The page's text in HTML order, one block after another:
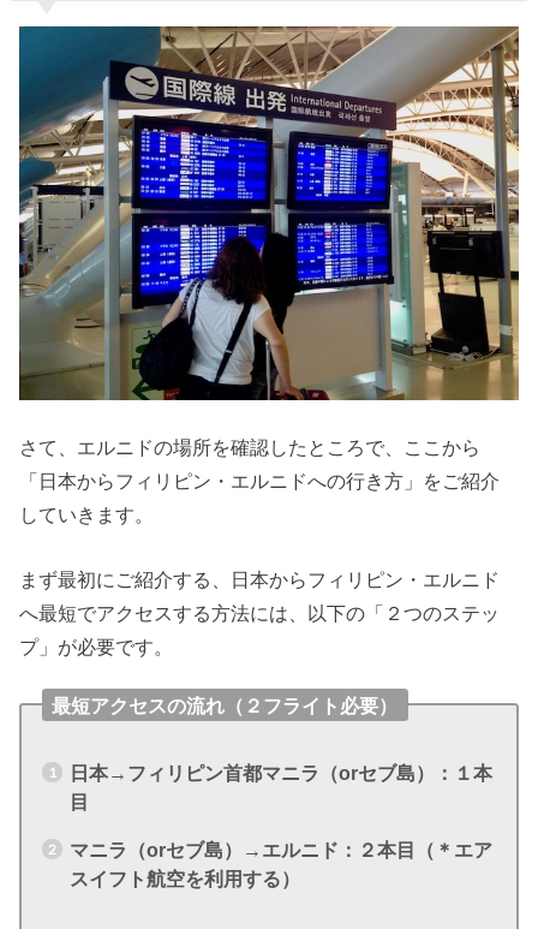
さて、エルニドの場所を確認したところで、ここから
「日本からフィリピン・エルニドへの行き方」をご紹介
していきます。
まず最初にご紹介する、日本からフィリピン・エルニド
へ最短でアクセスする方法には、以下の「２つのステッ
プ」が必要です。
最短アクセスの流れ（２フライト必要）
日本→フィリピン首都マニラ（orセブ島）：１本
目
マニラ（orセブ島）→エルニド：２本目（＊エア
スイフト航空を利用する）